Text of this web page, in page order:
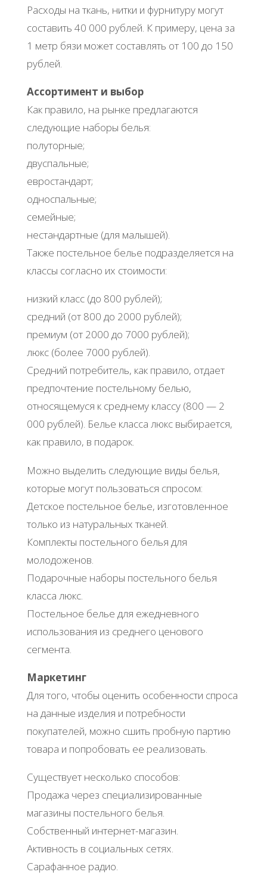
Расходы на ткань, нитки и фурнитуру могут
составить 40 000 рублей. К примеру, цена за
1 метр бязи может составлять от 100 до 150
рублей.
Ассортимент и выбор
Как правило, на рынке предлагаются
следующие наборы белья:
полуторные;
двуспальные;
евростандарт;
односпальные;
семейные;
нестандартные (для малышей).
Также постельное белье подразделяется на
классы согласно их стоимости:
низкий класс (до 800 рублей);
средний (от 800 до 2000 рублей);
премиум (от 2000 до 7000 рублей);
люкс (более 7000 рублей).
Средний потребитель, как правило, отдает
предпочтение постельному белью,
относящемуся к среднему классу (800 — 2
000 рублей). Белье класса люкс выбирается,
как правило, в подарок.
Можно выделить следующие виды белья,
которые могут пользоваться спросом:
Детское постельное белье, изготовленное
только из натуральных тканей.
Комплекты постельного белья для
молодоженов.
Подарочные наборы постельного белья
класса люкс.
Постельное белье для ежедневного
использования из среднего ценового
сегмента.
Маркетинг
Для того, чтобы оценить особенности спроса
на данные изделия и потребности
покупателей, можно сшить пробную партию
товара и попробовать ее реализовать.
Существует несколько способов:
Продажа через специализированные
магазины постельного белья.
Собственный интернет-магазин.
Активность в социальных сетях.
Сарафанное радио.